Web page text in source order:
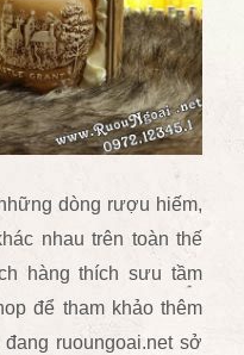
dòng rượu hiếm,
nhau trên toàn thế
hàng thích sưu tầm
để tham khảo thêm
ruoungoai.net sở